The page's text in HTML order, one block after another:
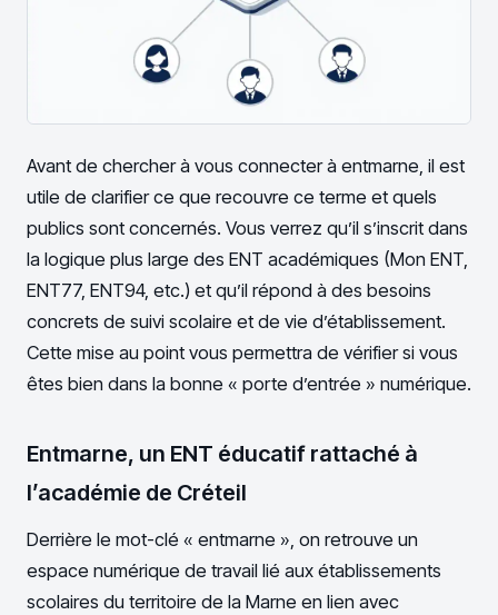
Avant de chercher à vous connecter à entmarne, il est
utile de clarifier ce que recouvre ce terme et quels
publics sont concernés. Vous verrez qu’il s’inscrit dans
la logique plus large des ENT académiques (Mon ENT,
ENT77, ENT94, etc.) et qu’il répond à des besoins
concrets de suivi scolaire et de vie d’établissement.
Cette mise au point vous permettra de vérifier si vous
êtes bien dans la bonne « porte d’entrée » numérique.
Entmarne, un ENT éducatif rattaché à
l’académie de Créteil
Derrière le mot-clé « entmarne », on retrouve un
espace numérique de travail lié aux établissements
scolaires du territoire de la Marne en lien avec